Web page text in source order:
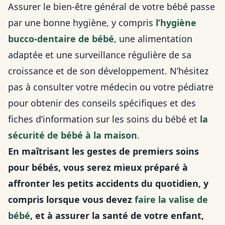
Assurer le bien-être général de votre bébé passe
par une bonne hygiène, y compris l’hygiène
bucco-dentaire de bébé, une alimentation
adaptée et une surveillance régulière de sa
croissance et de son développement. N’hésitez
pas à consulter votre médecin ou votre pédiatre
pour obtenir des conseils spécifiques et des
fiches d’information sur les soins du bébé et la
sécurité de bébé à la maison.
En maîtrisant les gestes de premiers soins
pour bébés, vous serez mieux préparé à
affronter les petits accidents du quotidien, y
compris lorsque vous devez faire la valise de
bébé, et à assurer la santé de votre enfant,